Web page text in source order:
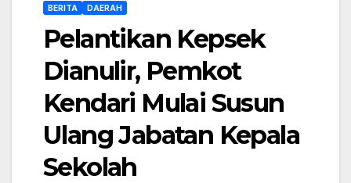
BERITA DAERAH
Pelantikan Kepsek
Dianulir, Pemkot
Kendari Mulai Susun
Ulang Jabatan Kepala
Sekolah